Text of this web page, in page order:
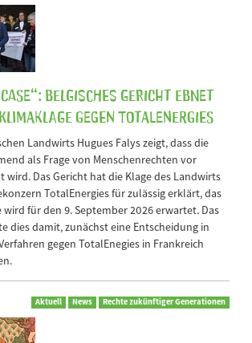
Belgisches Gericht ebnet
gegen TotalEnergies
Landwirts Hugues Falys zeigt, dass die
als Frage von Menschenrechten vor
wird. Das Gericht hat die Klage des Landwirts
TotalEnergies für zulässig erklärt, das
wird für den 9. September 2026 erwartet. Das
dies damit, zunächst eine Entscheidung in
gegen TotalEnegies in Frankreich
Aktuell News Rechte zukünftiger Generationen